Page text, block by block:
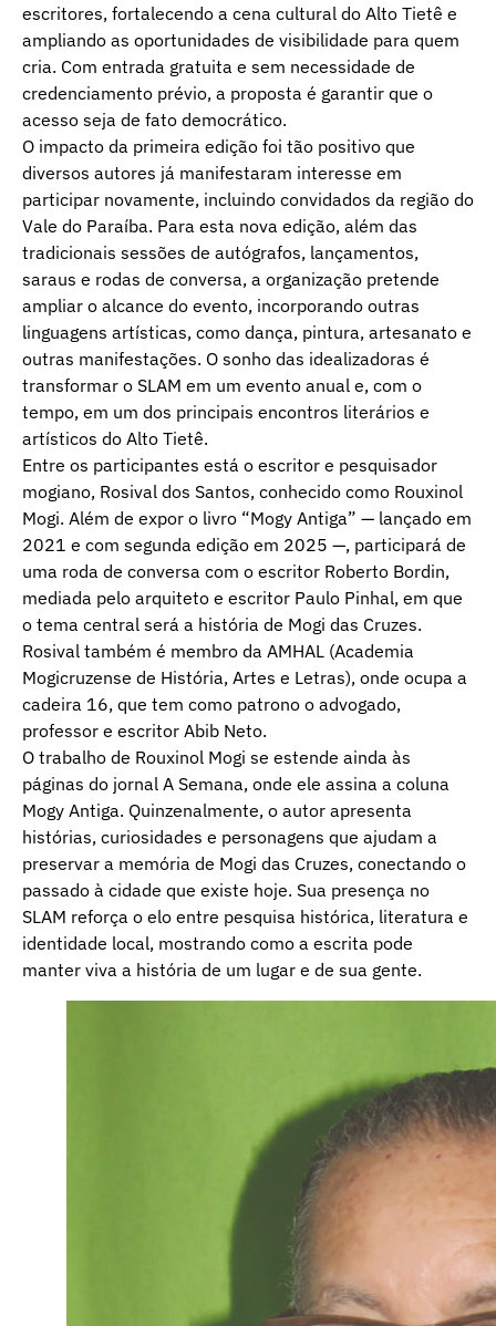
escritores, fortalecendo a cena cultural do Alto Tietê e
ampliando as oportunidades de visibilidade para quem
cria. Com entrada gratuita e sem necessidade de
credenciamento prévio, a proposta é garantir que o
acesso seja de fato democrático.
O impacto da primeira edição foi tão positivo que
diversos autores já manifestaram interesse em
participar novamente, incluindo convidados da região do
Vale do Paraíba. Para esta nova edição, além das
tradicionais sessões de autógrafos, lançamentos,
saraus e rodas de conversa, a organização pretende
ampliar o alcance do evento, incorporando outras
linguagens artísticas, como dança, pintura, artesanato e
outras manifestações. O sonho das idealizadoras é
transformar o SLAM em um evento anual e, com o
tempo, em um dos principais encontros literários e
artísticos do Alto Tietê.
Entre os participantes está o escritor e pesquisador
mogiano, Rosival dos Santos, conhecido como Rouxinol
Mogi. Além de expor o livro “Mogy Antiga” — lançado em
2021 e com segunda edição em 2025 —, participará de
uma roda de conversa com o escritor Roberto Bordin,
mediada pelo arquiteto e escritor Paulo Pinhal, em que
o tema central será a história de Mogi das Cruzes.
Rosival também é membro da AMHAL (Academia
Mogicruzense de História, Artes e Letras), onde ocupa a
cadeira 16, que tem como patrono o advogado,
professor e escritor Abib Neto.
O trabalho de Rouxinol Mogi se estende ainda às
páginas do jornal A Semana, onde ele assina a coluna
Mogy Antiga. Quinzenalmente, o autor apresenta
histórias, curiosidades e personagens que ajudam a
preservar a memória de Mogi das Cruzes, conectando o
passado à cidade que existe hoje. Sua presença no
SLAM reforça o elo entre pesquisa histórica, literatura e
identidade local, mostrando como a escrita pode
manter viva a história de um lugar e de sua gente.